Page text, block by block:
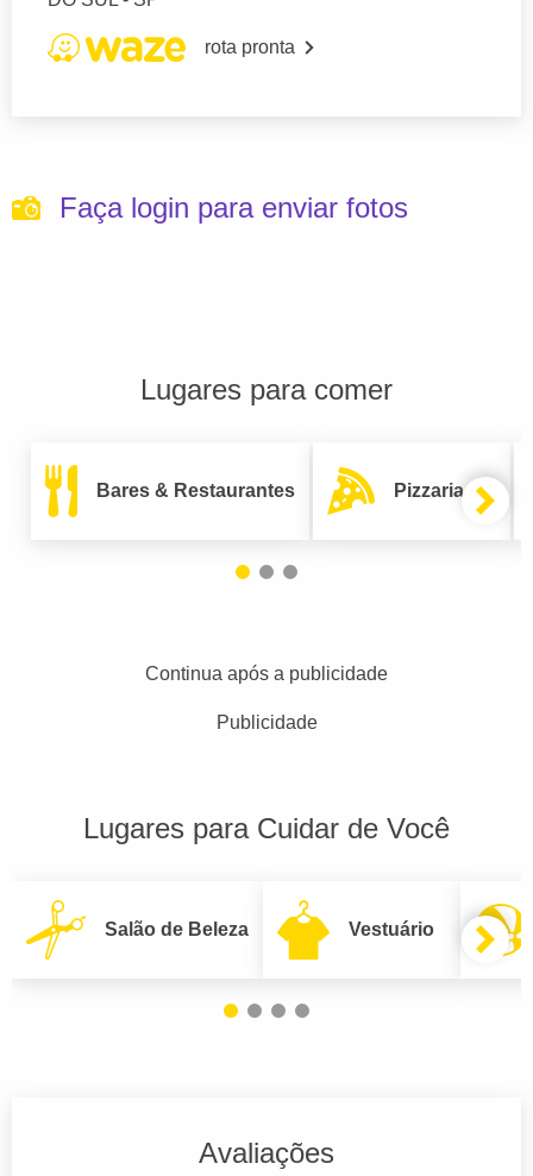
rota pronta
Faça login para enviar fotos
Lugares para comer
Bares & Restaurantes Pizzarias
Continua após a publicidade
Publicidade
Lugares para Cuidar de Você
Salão de Beleza Vestuário
Avaliações